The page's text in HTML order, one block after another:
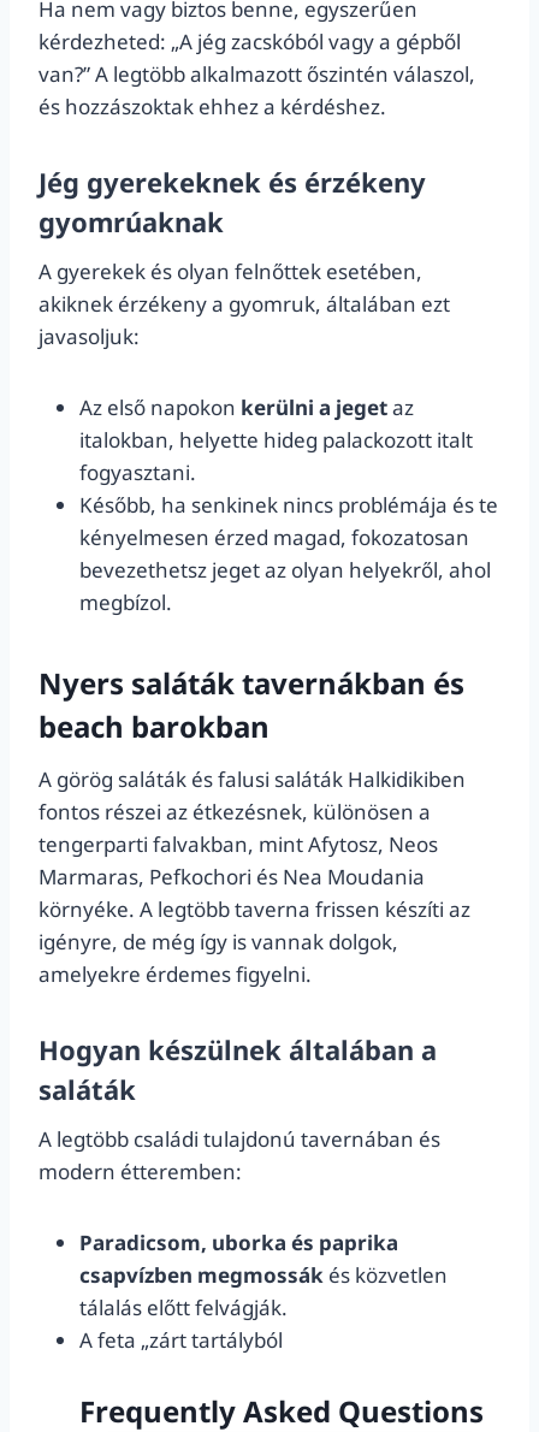
Ha nem vagy biztos benne, egyszerűen
kérdezheted: „A jég zacskóból vagy a gépből
van?” A legtöbb alkalmazott őszintén válaszol,
és hozzászoktak ehhez a kérdéshez.
Jég gyerekeknek és érzékeny
gyomrúaknak
A gyerekek és olyan felnőttek esetében,
akiknek érzékeny a gyomruk, általában ezt
javasoljuk:
Az első napokon kerülni a jegetaz
italokban, helyette hideg palackozott italt
fogyasztani.
Később, ha senkinek nincs problémája és te
kényelmesen érzed magad, fokozatosan
bevezethetsz jeget az olyan helyekről, ahol
megbízol.
Nyers saláták tavernákban és
beach barokban
A görög saláták és falusi saláták Halkidikiben
fontos részei az étkezésnek, különösen a
tengerparti falvakban, mint Afytosz, Neos
Marmaras, Pefkochori és Nea Moudania
környéke. A legtöbb taverna frissen készíti az
igényre, de még így is vannak dolgok,
amelyekre érdemes figyelni.
Hogyan készülnek általában a
saláták
A legtöbb családi tulajdonú tavernában és
modern étteremben:
Paradicsom, uborka és paprika
csapvízben megmossák és közvetlen
tálalás előtt felvágják.
A feta „zárt tartályból
Frequently Asked Questions